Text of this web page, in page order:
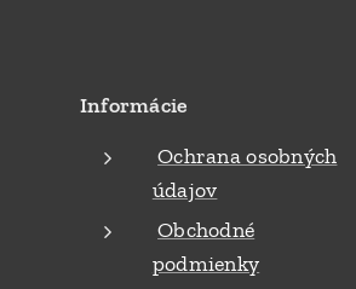
Informácie
Ochrana osobných
údajov
Obchodné
podmienky